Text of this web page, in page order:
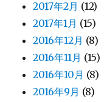
2017年2月 (12)
2017年1月 (15)
2016年12月 (8)
2016年11月 (15)
2016年10月 (8)
2016年9月 (8)